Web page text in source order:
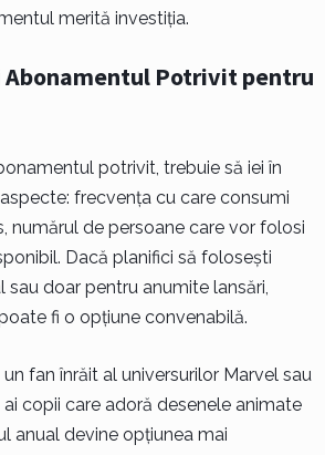
merită investiția.
Abonamentul Potrivit pentru
potrivit, trebuie să iei în
frecvența cu care consumi
numărul de persoane care vor folosi
Dacă planifici să folosești
doar pentru anumite lansări,
fi o opțiune convenabilă.
fan înrăit al universurilor Marvel sau
ai copii care adoră desenele animate
anual devine opțiunea mai